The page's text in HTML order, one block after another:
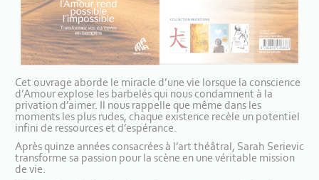
Cet ouvrage aborde le miracle d’une vie lorsque la conscience
d’Amour explose les barbelés qui nous condamnent à la
privation d’aimer. Il nous rappelle que même dans les
moments les plus rudes, chaque existence recèle un potentiel
infini de ressources et d’espérance.
Après quinze années consacrées à l’art théâtral, Sarah Serievic
transforme sa passion pour la scène en une véritable mission
de vie.